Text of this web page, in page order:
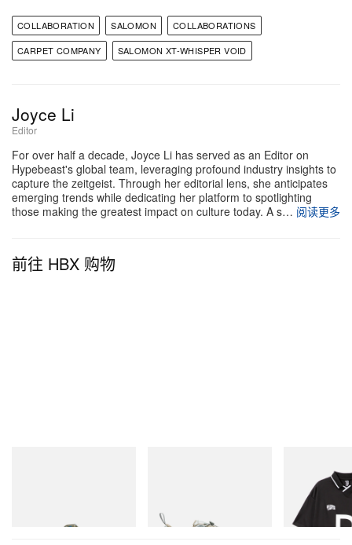
carpetco.us网站于 5 月 17 日美东时间晚上 8 时开
卖，并于 5 月 21 日在全球指定Salomon
COLLABORATION SALOMON
COLLABORATIONS
CARPET COMPANY
SALOMON XT-WHISPER VOID
Joyce Li
Editor
For over half a decade, Joyce Li has served as an Editor on
Hypebeast's global team, leveraging profound industry insights to
capture the zeitgeist. Through her editorial lens, she anticipates
emerging trends while dedicating her platform to spotlighting
those making the greatest impact on culture today. A s… 阅读更多
前往 HBX 购物
立刻购入
Billionaire
D Game Shirt
立刻购入